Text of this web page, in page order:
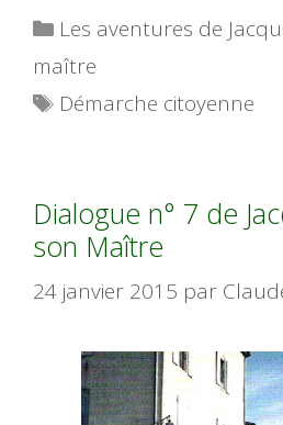
Catégories
Les aventures de
maître
Étiquettes
Démarche citoyenne
Dialogue n° 7 de
son Maître
24 janvier 2015 par